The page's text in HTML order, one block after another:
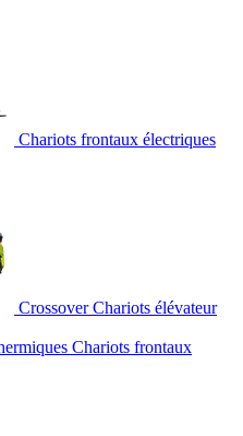
Chariots frontaux électriques
Crossover Chariots élévateur
Chariots frontaux